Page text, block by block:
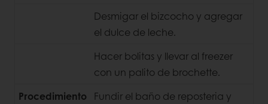
Desmigar el bizcocho y agregar
el dulce de leche.
Hacer bolitas y llevar al freezer
con un palito de brochette.
Procedimiento
Fundir el baño de reposteria y